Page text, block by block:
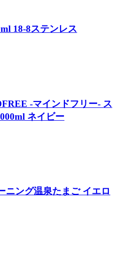
18-8ステンレス
-マインドフリー- ス
ネイビー
ニング温泉たまご イエロ